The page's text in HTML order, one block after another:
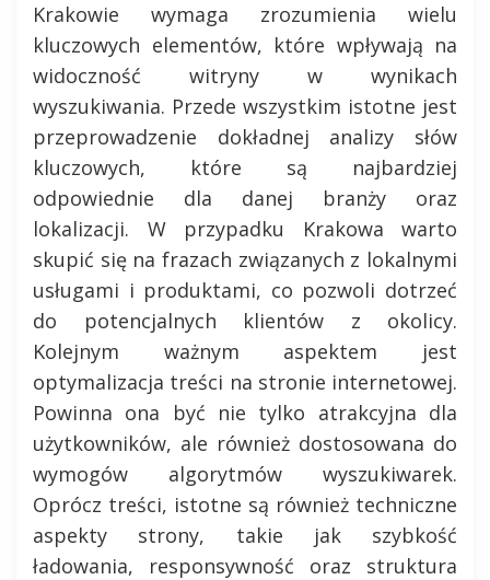
Krakowie wymaga zrozumienia wielu
kluczowych elementów, które wpływają na
widoczność witryny w wynikach
wyszukiwania. Przede wszystkim istotne jest
przeprowadzenie dokładnej analizy słów
kluczowych, które są najbardziej
odpowiednie dla danej branży oraz
lokalizacji. W przypadku Krakowa warto
skupić się na frazach związanych z lokalnymi
usługami i produktami, co pozwoli dotrzeć
do potencjalnych klientów z okolicy.
Kolejnym ważnym aspektem jest
optymalizacja treści na stronie internetowej.
Powinna ona być nie tylko atrakcyjna dla
użytkowników, ale również dostosowana do
wymogów algorytmów wyszukiwarek.
Oprócz treści, istotne są również techniczne
aspekty strony, takie jak szybkość
ładowania, responsywność oraz struktura